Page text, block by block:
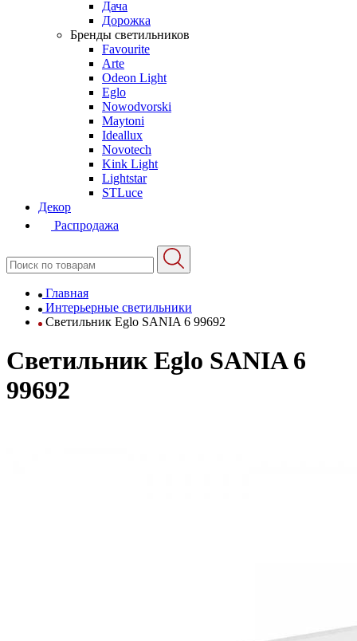
Дача
Дорожка
Бренды светильников
Favourite
Arte
Odeon Light
Eglo
Nowodvorski
Maytoni
Ideallux
Novotech
Kink Light
Lightstar
STLuce
Декор
Распродажа
Главная
Интерьерные светильники
Светильник Eglo SANIA 6 99692
Светильник Eglo SANIA 6
99692